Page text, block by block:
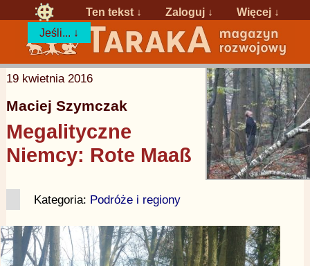
Ten tekst ↓ Zaloguj ↓
Więcej ↓
Jeśli... ↓
19 kwietnia 2016
Maciej Szymczak
Megalityczne
Niemcy: Rote Maaß
Kategoria: Podróże i regiony